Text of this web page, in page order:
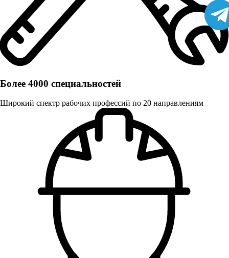
Более 4000 специальностей
Широкий спектр рабочих профессий по 20 направлениям